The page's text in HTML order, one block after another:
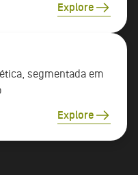
Explore
segmentada em
Explore